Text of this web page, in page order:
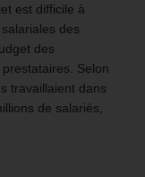
est difficile à
des
des
Selon
travaillaient dans
de salariés,